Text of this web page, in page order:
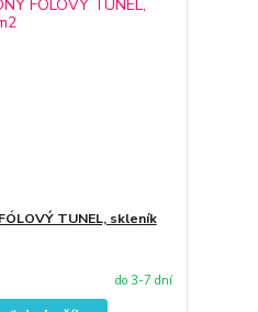
TUNEL, skleník
do 3-7 dní